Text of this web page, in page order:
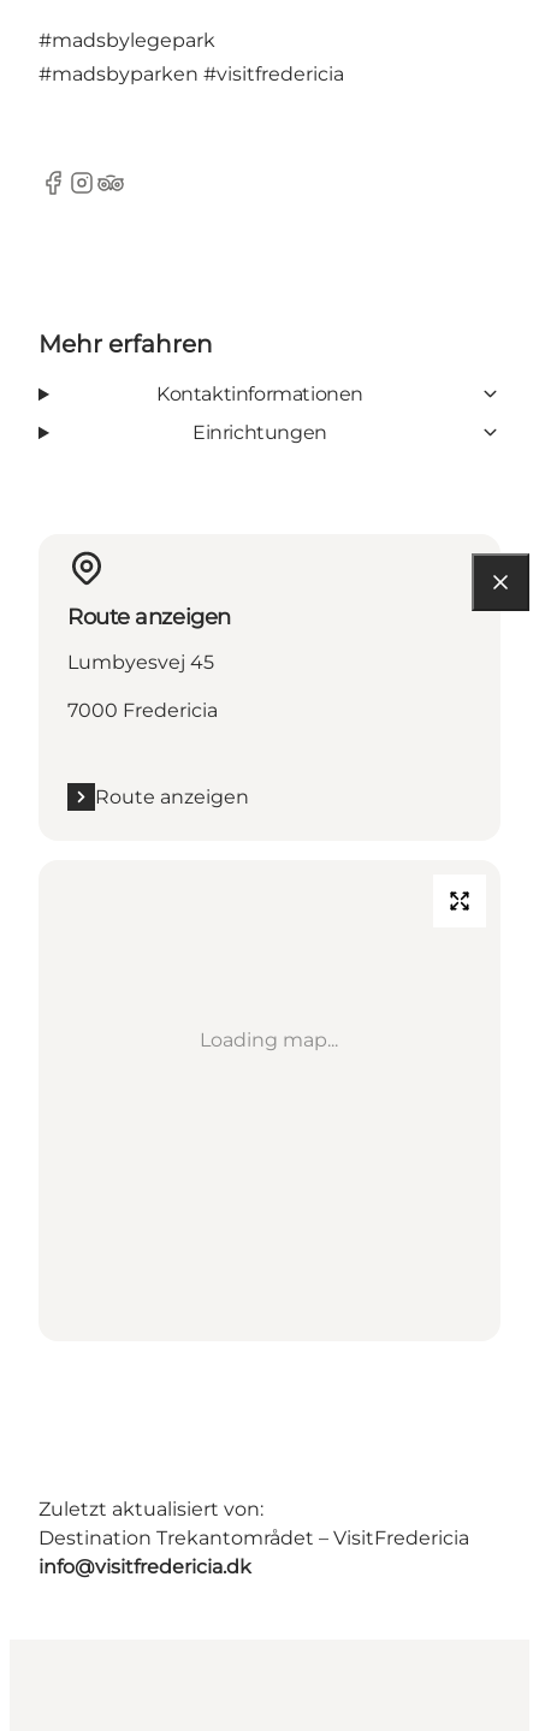
#madsbylegepark
#madsbyparken #visitfredericia
Facebook
Instagram
Tripadvisor
Mehr erfahren
Kontaktinformationen
Einrichtungen
Route anzeigen
Lumbyesvej 45
7000 Fredericia
Route anzeigen
Loading map...
Zuletzt aktualisiert von:
Destination Trekantområdet – VisitFredericia
info@visitfredericia.dk